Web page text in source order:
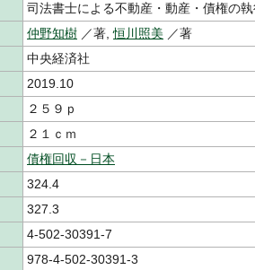
司法書士による不動産・動産・債権の
仲野知樹 ／著,恒川照美 ／著
中央経済社
2019.10
２５９ｐ
２１ｃｍ
債権回収－日本
324.4
327.3
4-502-30391-7
978-4-502-30391-3